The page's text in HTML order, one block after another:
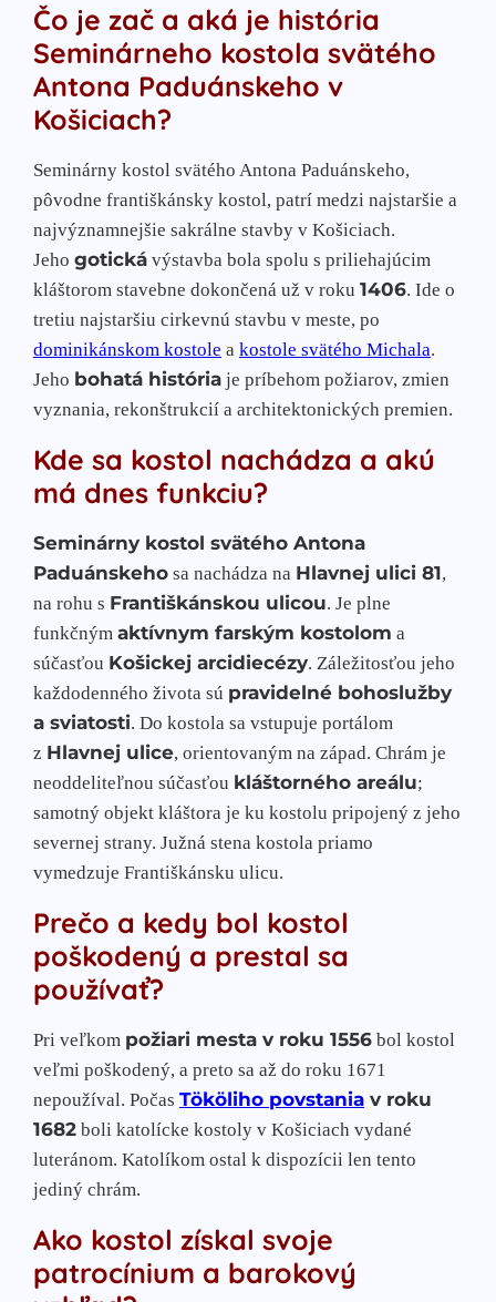
Čo je zač a aká je história
Seminárneho kostola svätého
Antona Paduánskeho v
Košiciach?
Seminárny kostol svätého Antona Paduánskeho,
pôvodne františkánsky kostol, patrí medzi najstaršie a
najvýznamnejšie sakrálne stavby v Košiciach.
Jeho gotická výstavba bola spolu s priliehajúcim
kláštorom stavebne dokončená už v roku 1406. Ide o
tretiu najstaršiu cirkevnú stavbu v meste, po
dominikánskom kostole a kostole svätého Michala.
Jeho bohatá história je príbehom požiarov, zmien
vyznania, rekonštrukcií a architektonických premien.
Kde sa kostol nachádza a akú
má dnes funkciu?
Seminárny kostol svätého Antona
Paduánskeho sa nachádza na Hlavnej ulici 81,
na rohu s Františkánskou ulicou. Je plne
funkčným aktívnym farským kostolom a
súčasťou Košickej arcidiecézy. Záležitosťou jeho
každodenného života sú pravidelné bohoslužby
a sviatosti. Do kostola sa vstupuje portálom
z Hlavnej ulice, orientovaným na západ. Chrám je
neoddeliteľnou súčasťou kláštorného areálu;
samotný objekt kláštora je ku kostolu pripojený z jeho
severnej strany. Južná stena kostola priamo
vymedzuje Františkánsku ulicu.
Prečo a kedy bol kostol
poškodený a prestal sa
používať?
Pri veľkom požiari mesta v roku 1556 bol kostol
veľmi poškodený, a preto sa až do roku 1671
nepoužíval. Počas Tököliho povstania v roku
1682 boli katolícke kostoly v Košiciach vydané
luteránom. Katolíkom ostal k dispozícii len tento
jediný chrám.
Ako kostol získal svoje
patrocínium a barokový